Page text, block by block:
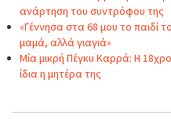
ανάρτηση του συντρόφου της
«Γέννησα στα 68 μου το παιδί
μαμά, αλλά γιαγιά»
Μία μικρή Πέγκυ Καρρά: Η
ίδια η μητέρα της